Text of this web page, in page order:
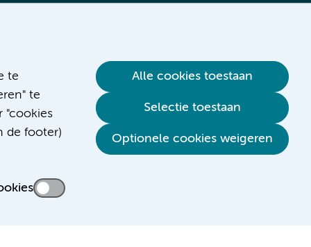
te
te
"cookies
de footer)
Alle cookies toestaan
Selectie toestaan
Optionele cookies weigeren